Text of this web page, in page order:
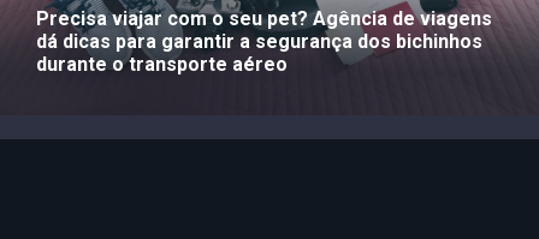
Precisa viajar com o seu pet? Agência de viagens
dá dicas para garantir a segurança dos bichinhos
durante o transporte aéreo